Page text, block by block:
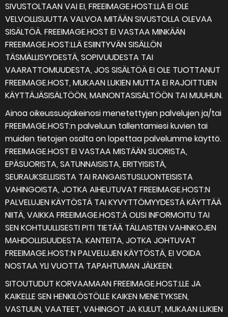
SIVUSTOLTAAN VAI EI, FREEIMAGE.HOST:LLÄ EI OLE
VELVOLLISUUTTA VALVOA MITÄÄN SIVUSTOLLA OLEVAA
SISÄLTÖÄ. FREEIMAGE.HOST EI VASTAA MINKÄÄN
FREEIMAGE.HOST:LLÄ ESIINTYVÄN SISÄLLÖN
TÄSMÄLLISYYDESTÄ, SOPIVUUDESTA TAI
VAARATTOMUUDESTA, JOS SISÄLTÖÄ EI OLE TUOTTANUT
FREEIMAGE.HOST, MUKAAN LUKIEN MUTTA EI RAJOITTUEN
KÄYTTÄJÄSISÄLTÖÖN, MAINONTASISÄLTÖÖN TAI MUUHUN.
Ainoa oikeussuojakeinosi menetettyjen palvelujen ja/tai
FREEIMAGE.HOST:n palveluun tallentamiesi kuvien tai
muiden tietojen osalta on lopettaa palvelumme käyttö.
FREEIMAGE.HOST EI VASTAA MISTÄÄN SUORISTA,
EPÄSUORISTA, SATUNNAISISTA, ERITYISISTÄ,
SEURAUKSELLISISTA TAI RANGAISTUSLUONTEISISTA
VAHINGOISTA, JOTKA AIHEUTUVAT FREEIMAGE.HOST:N
PALVELUJEN KÄYTÖSTÄ TAI KYVYTTÖMYYDESTÄ KÄYTTÄÄ
NIITÄ, VAIKKA FREEIMAGE.HOST:Ä OLISI INFORMOITU TAI
SEN KOHTUULLISESTI PITI TIETÄÄ TÄLLAISTEN VAHINKOJEN
MAHDOLLISUUDESTA. KANTEITA, JOTKA JOHTUVAT
FREEIMAGE.HOST:N PALVELUJEN KÄYTÖSTÄ, EI VOIDA
NOSTAA YLI VUOTTA TAPAHTUMAN JÄLKEEN.
SITOUTUDUT KORVAAMAAN FREEIMAGE.HOST:LLE JA
KAIKELLE SEN HENKILÖSTÖLLE KAIKEN MENETYKSEN,
VASTUUN, VAATEET, VAHINGOT JA KULUT, MUKAAN LUKIEN